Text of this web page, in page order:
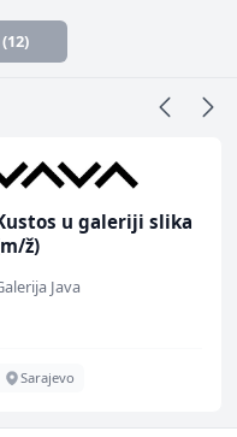
u galeriji slika
ž)
Java
Sarajevo